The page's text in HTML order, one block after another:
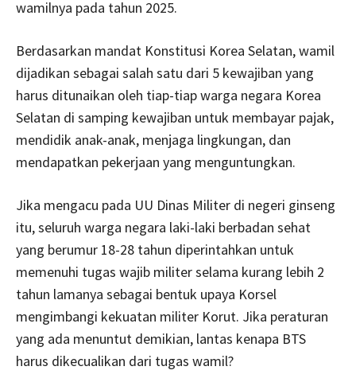
wamilnya pada tahun 2025.
Berdasarkan mandat Konstitusi Korea Selatan, wamil
dijadikan sebagai salah satu dari 5 kewajiban yang
harus ditunaikan oleh tiap-tiap warga negara Korea
Selatan di samping kewajiban untuk membayar pajak,
mendidik anak-anak, menjaga lingkungan, dan
mendapatkan pekerjaan yang menguntungkan.
Jika mengacu pada UU Dinas Militer di negeri ginseng
itu, seluruh warga negara laki-laki berbadan sehat
yang berumur 18-28 tahun diperintahkan untuk
memenuhi tugas wajib militer selama kurang lebih 2
tahun lamanya sebagai bentuk upaya Korsel
mengimbangi kekuatan militer Korut. Jika peraturan
yang ada menuntut demikian, lantas kenapa BTS
harus dikecualikan dari tugas wamil?